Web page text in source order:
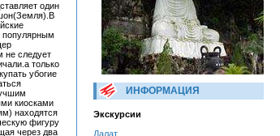
один
популярным
не следует
только
убогие
киосками
находятся
фигуру
через два
ИНФОРМАЦИЯ
Экскурсии
Далат